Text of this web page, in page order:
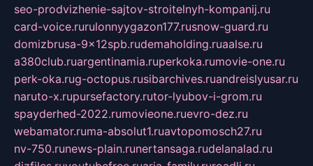
seo-prodvizhenie-sajtov-stroitelnyh-kompanij.ru
card-voice.rurulonnyygazon177.rusnow-guard.ru
domizbrusa-9x12spb.rudemaholding.ruaalse.ru
a380club.ruargentinamia.ruperkoka.rumovie-one.ru
perk-oka.rug-octopus.rusibarchives.ruandreislyusar.ru
naruto-x.rupursefactory.rutor-lyubov-i-grom.ru
spayderhed-2022.rumovieone.ruevro-dez.ru
webamator.ruma-absolut1.ruavtopomosch27.ru
nv-750.runews-plain.runertansaga.rudelanalad.ru